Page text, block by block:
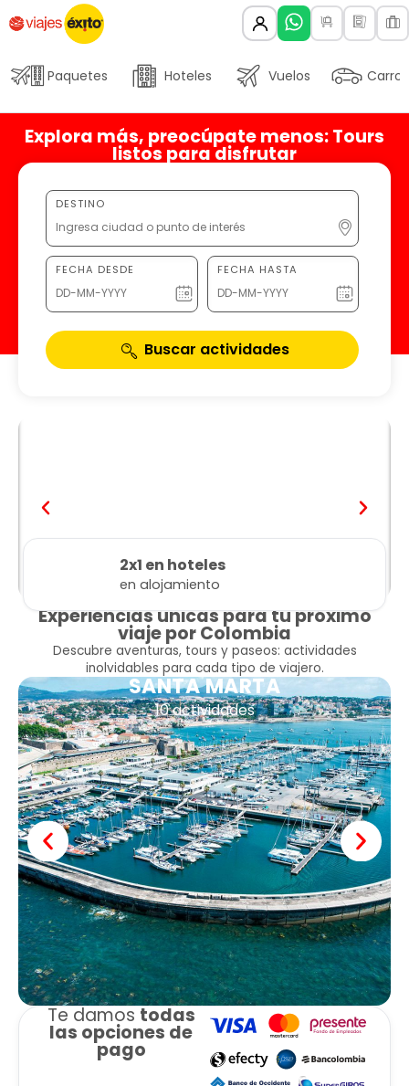
Paquetes Hoteles Vuelos Carros
Explora más, preocúpate menos: Tours
listos para disfrutar
DESTINO
FECHA DESDE FECHA HASTA
Buscar actividades
2x1 en hoteles
en alojamiento
Experiencias únicas para tu próximo
viaje por Colombia
Descubre aventuras, tours y paseos: actividades
inolvidables para cada tipo de viajero.
SANTA MARTA
10 actividades
Te damostodas
las opciones de
pago